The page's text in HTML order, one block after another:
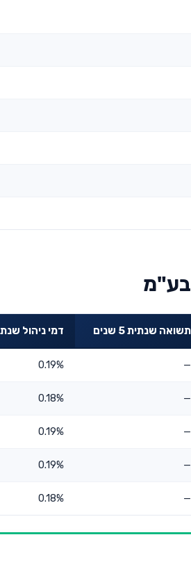
בע"מ
תשואה שנתית 5 שנים דמי ניהול
—
0.19%
—
0.18%
—
0.19%
—
0.19%
—
0.18%